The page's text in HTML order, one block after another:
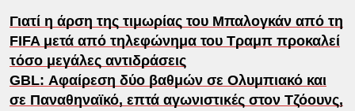
Γιατί η άρση της τιμωρίας του Μπαλογκάν από τη
FIFA μετά από τηλεφώνημα του Τραμπ προκαλεί
τόσο μεγάλες αντιδράσεις
GBL: Αφαίρεση δύο βαθμών σε Ολυμπιακό και
σε Παναθηναϊκό, επτά αγωνιστικές στον Τζόουνς,